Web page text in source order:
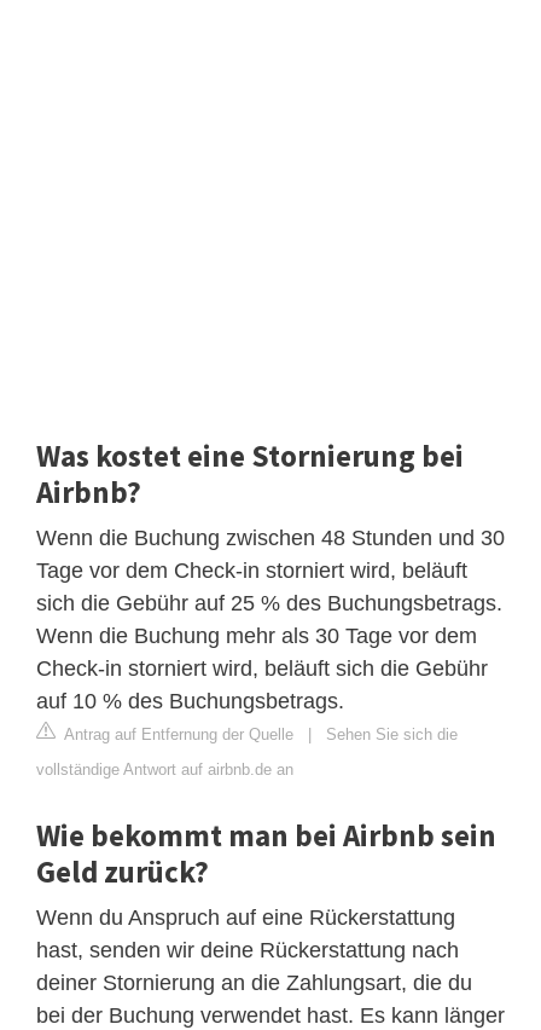
Was kostet eine Stornierung bei
Airbnb?
Wenn die Buchung zwischen 48 Stunden und 30
Tage vor dem Check-in storniert wird, beläuft
sich die Gebühr auf 25 % des Buchungsbetrags.
Wenn die Buchung mehr als 30 Tage vor dem
Check-in storniert wird, beläuft sich die Gebühr
auf 10 % des Buchungsbetrags.
Antrag auf Entfernung der Quelle
Sehen Sie sich die
vollständige Antwort auf airbnb.de an
Wie bekommt man bei Airbnb sein
Geld zurück?
Wenn du Anspruch auf eine Rückerstattung
hast, senden wir deine Rückerstattung nach
deiner Stornierung an die Zahlungsart, die du
bei der Buchung verwendet hast. Es kann länger